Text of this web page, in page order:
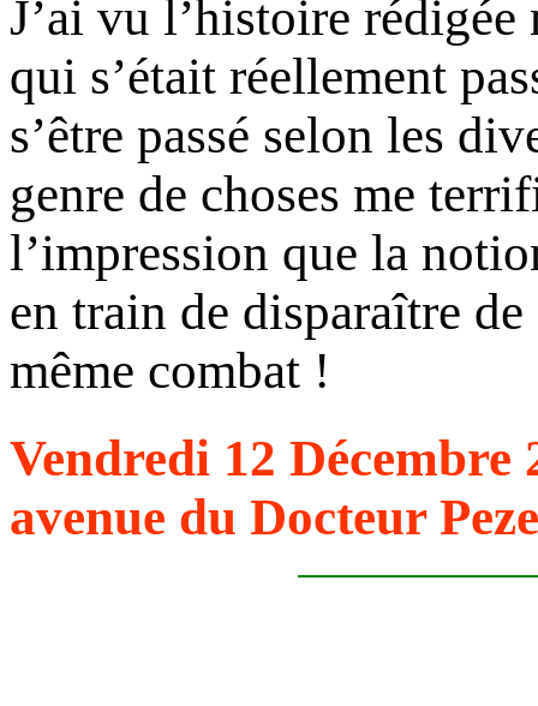
J’ai vu l’histoire
qui s’était réellement
s’être passé selon les
genre de choses me
l’impression que la
en train de disparaître
même combat !
Vendredi 12 Décembre
avenue du Docteur